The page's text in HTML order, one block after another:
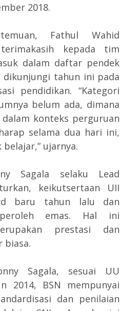
2018.
Fathul Wahid
terimakasih kepada tim
dalam daftar pendek
dikunjungi tahun ini pada
pendidikan. “Kategori
belum ada, dimana
dalam konteks perguruan
selama dua hari ini,
ujarnya.
Sagala selaku Lead
keikutsertaan UII
baru tahun lalu dan
emas. Hal ini
prestasi dan
biasa.
Sagala, sesuai UU
2014, BSN mempunyai
dan penilaian